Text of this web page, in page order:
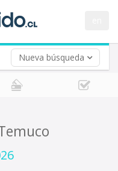
Nueva búsqueda